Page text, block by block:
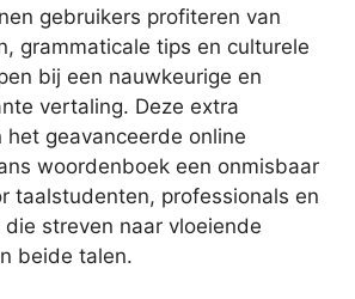
gebruikers profiteren van
grammaticale tips en culturele
bij een nauwkeurige en
vertaling. Deze extra
geavanceerde online
woordenboek een onmisbaar
taalstudenten, professionals en
streven naar vloeiende
beide talen.